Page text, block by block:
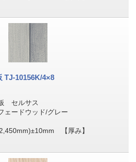
TJ-10156K/4×8
セルサス
ードウッド/グレー
【厚み】